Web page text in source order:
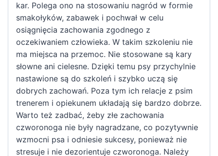
kar. Polega ono na stosowaniu nagród w formie
smakołyków, zabawek i pochwał w celu
osiągnięcia zachowania zgodnego z
oczekiwaniem człowieka. W takim szkoleniu nie
ma miejsca na przemoc. Nie stosowane są kary
słowne ani cielesne. Dzięki temu psy przychylnie
nastawione są do szkoleń i szybko uczą się
dobrych zachowań. Poza tym ich relacje z psim
trenerem i opiekunem układają się bardzo dobrze.
Warto też zadbać, żeby złe zachowania
czworonoga nie były nagradzane, co pozytywnie
wzmocni psa i odniesie sukcesy, ponieważ nie
stresuje i nie dezorientuje czworonoga. Należy